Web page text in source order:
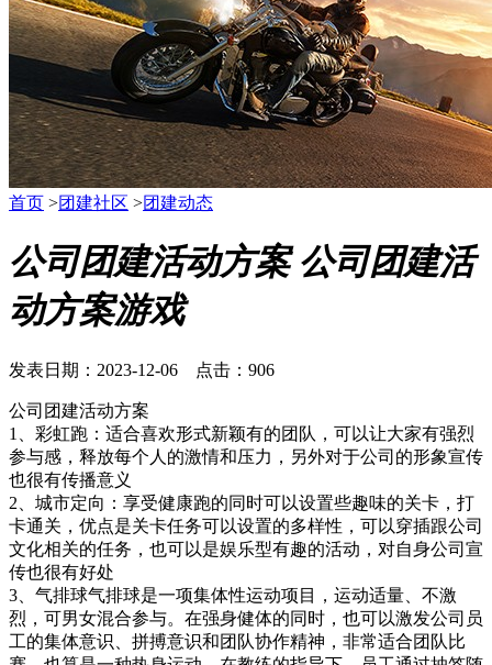
首页 >团建社区 >团建动态
公司团建活动方案 公司团建活
动方案游戏
发表日期：2023-12-06 点击：906
公司团建活动方案
1、彩虹跑：适合喜欢形式新颖有的团队，可以让大家有强烈
参与感，释放每个人的激情和压力，另外对于公司的形象宣传
也很有传播意义
2、城市定向：享受健康跑的同时可以设置些趣味的关卡，打
卡通关，优点是关卡任务可以设置的多样性，可以穿插跟公司
文化相关的任务，也可以是娱乐型有趣的活动，对自身公司宣
传也很有好处
3、气排球气排球是一项集体性运动项目，运动适量、不激
烈，可男女混合参与。在强身健体的同时，也可以激发公司员
工的集体意识、拼搏意识和团队协作精神，非常适合团队比